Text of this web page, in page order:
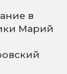
в
Марий